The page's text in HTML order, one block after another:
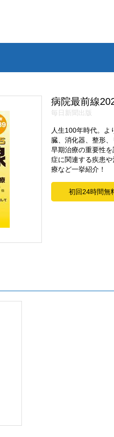
病院最前線
毎日新聞出版
人生100年時代。よ
臓、消化器、整形
早期治療の重要性
症に関連する疾患
療など一挙紹介！
初回24時間無